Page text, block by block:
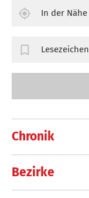
Chronik
Bezirke
In der Nähe
Lesezeichen